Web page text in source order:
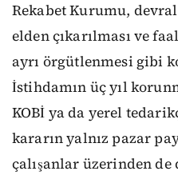
Rekabet Kurumu,
elden çıkarılması ve
ayrı örgütlenmesi gibi
İstihdamın üç yıl
KOBİ ya da yerel
kararın yalnız pazar
çalışanlar üzerinden